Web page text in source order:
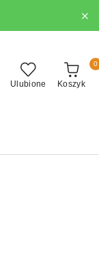
Ulubione Koszyk
0